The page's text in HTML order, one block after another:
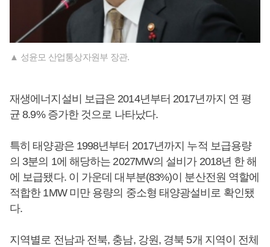
▲ 성윤모 산업통상자원부 장관.
재생에너지설비 보급은 2014년부터 2017년까지 연 평
균 8.9% 증가한 것으로 나타났다.
특히 태양광은 1998년부터 2017년까지 누적 보급용량
의 3분의 1에 해당하는 2027MW의 설비가 2018년 한 해
에 보급됐다. 이 가운데 대부분(83%)이 분산전원 역할에
적합한 1MW 미만 용량의 중소형 태양광설비로 확인됐
다.
지역별로 전남과 전북, 충남, 강원, 경북 5개 지역이 전체